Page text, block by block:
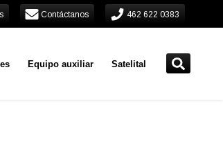
Contáctanos 462 622 0383
Equipo auxiliar Satelital